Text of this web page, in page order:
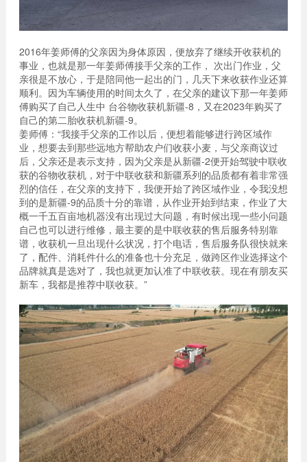
2016年姜师傅的父亲因为身体原因，便放弃了继续开收获机的
事业，也就是那一年姜师傅接手父亲的工作， 次出门作业，父
亲很是不放心，于是陪同他一起出的门，几天下来收获作业还算
顺利。因为车辆使用的时间太久了，在父亲的建议下那一年姜师
傅购买了自己人生中 台谷物收获机新疆-8，又在2023年购买了
自己的第二胎收获机新疆-9。
姜师傅：“我接手父亲的工作以后，便想着能够进行跨区域作
业，想要去到那些远地方帮助农户们收获小麦，与父亲商议过
后，父亲还是表示支持，因为父亲是从新疆-2便开始驾驶中联收
获的谷物收获机，对于中联收获和新疆系列的品质都有着非常强
烈的信任，在父亲的支持下，我便开始了跨区域作业，令我没想
到的是新疆-9的品质十分的靠谱，从作业开始到结束，作业了大
概一千五百亩地机器没有出现过大问题，有时候出现一些小问题
自己也可以进行维修，最主要的是中联收获的售后服务特别靠
谱，收获机一旦出现什么状况，打个电话，售后服务队很快就来
了，配件、消耗件什么的准备也十分充足，做跨区作业选择这个
品牌就真是选对了，我也就更加认准了中联收获。现在有朋友买
新车，我都是推荐中联收获。”